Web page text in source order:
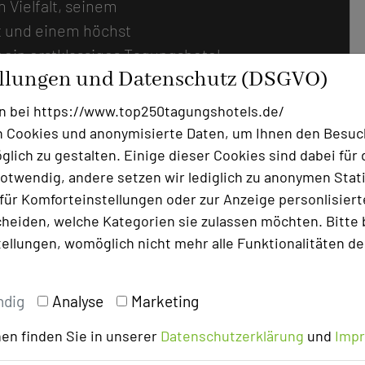
und Datenschutz (DSGVO)
bei https://www.top250tagungshotels.de/
und anonymisierte Daten, um Ihnen den
zu gestalten. Einige dieser Cookies sind dabei für
andere setzen wir lediglich zu anonymen
Komforteinstellungen oder zur Anzeige
welche Kategorien sie zulassen möchten. Bitte
womöglich nicht mehr alle Funktionalitäten
Analyse Marketing
finden Sie in unserer Datenschutzerklärung und
Vielfalt, seinem
und einem höchst
erstklassiges Tagungshotel
kombiniert mit
Oase der Gastlichkeit eine
sorgen im Haus verteilte
Lobby schließen sich
und der Barbereich und
an. Für Tagungen und
Tagungsräume. Neun davon,
und sind teilweise
der 270 m² große Ballsaal.
der ersten Etage. Im
mit seinem Blick bis zur
sind mit moderner